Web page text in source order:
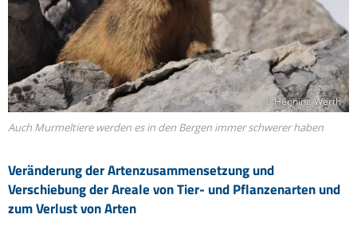
Veränderung der Artenzusammensetzung und
Verschiebung der Areale von Tier- und Pflanzenarten und
zum Verlust von Arten
© Henning Werth
Auch Murmeltiere werden es in den Bergen immer schwerer haben